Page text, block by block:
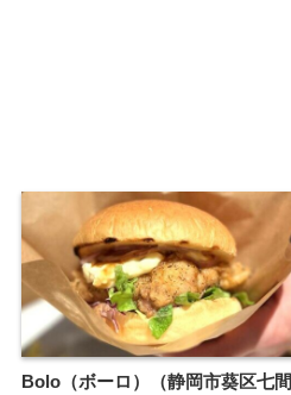
Bolo（ボーロ）（静岡市葵区七間